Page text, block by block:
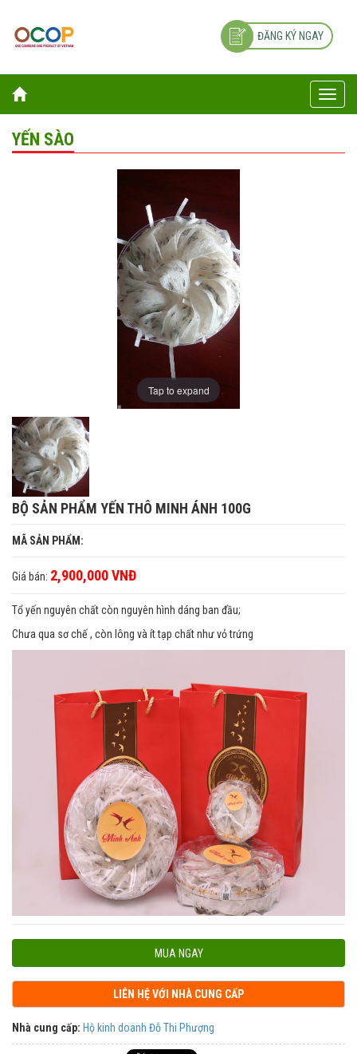
ĐĂNG KÝ NGAY
Toggle
YẾN SÀO
Tap to expand
BỘ SẢN PHẨM YẾN THÔ MINH ÁNH 100G
MÃ SẢN PHẨM:
Giá bán: 2,900,000 VNĐ
Tổ yến nguyên chất còn nguyên hình dáng ban đầu;
Chưa qua sơ chế , còn lông và ít tạp chất như vỏ trứng
MUA NGAY
LIÊN HỆ VỚI NHÀ CUNG CẤP
Nhà cung cấp: Hộ kinh doanh Đỗ Thi Phượng